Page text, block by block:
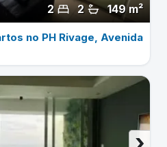
149 m²
2
2
no PH Rivage, Avenida